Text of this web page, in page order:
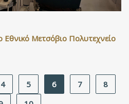
Εθνικό Μετσόβιο Πολυτεχνείο
4 5 6 7
8